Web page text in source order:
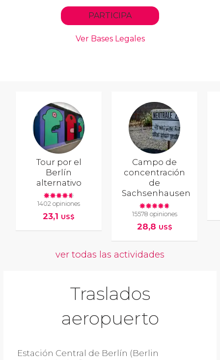
Tour por el
Berlín
alternativo
1402 opiniones
23,1 US$
Campo de
concentración
de
Sachsenhausen
15578 opiniones
28,8 US$
ver todas las actividades
Traslados
aeropuerto
Estación Central de Berlín (Berlin